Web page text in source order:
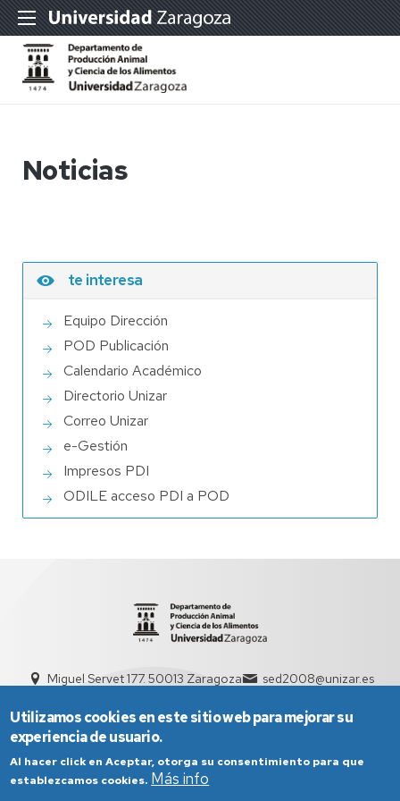
Noticias
te interesa
Equipo Dirección
POD Publicación
Calendario Académico
Directorio Unizar
Correo Unizar
e-Gestión
Impresos PDI
ODILE acceso PDI a POD
Miguel Servet 177. 50013 Zaragoza
sed2008@unizar.es
Utilizamos cookies en este sitio web para mejorar su
experiencia de usuario.
Al hacer click en Aceptar, otorga su consentimiento para que
establezcamos cookies. Más info